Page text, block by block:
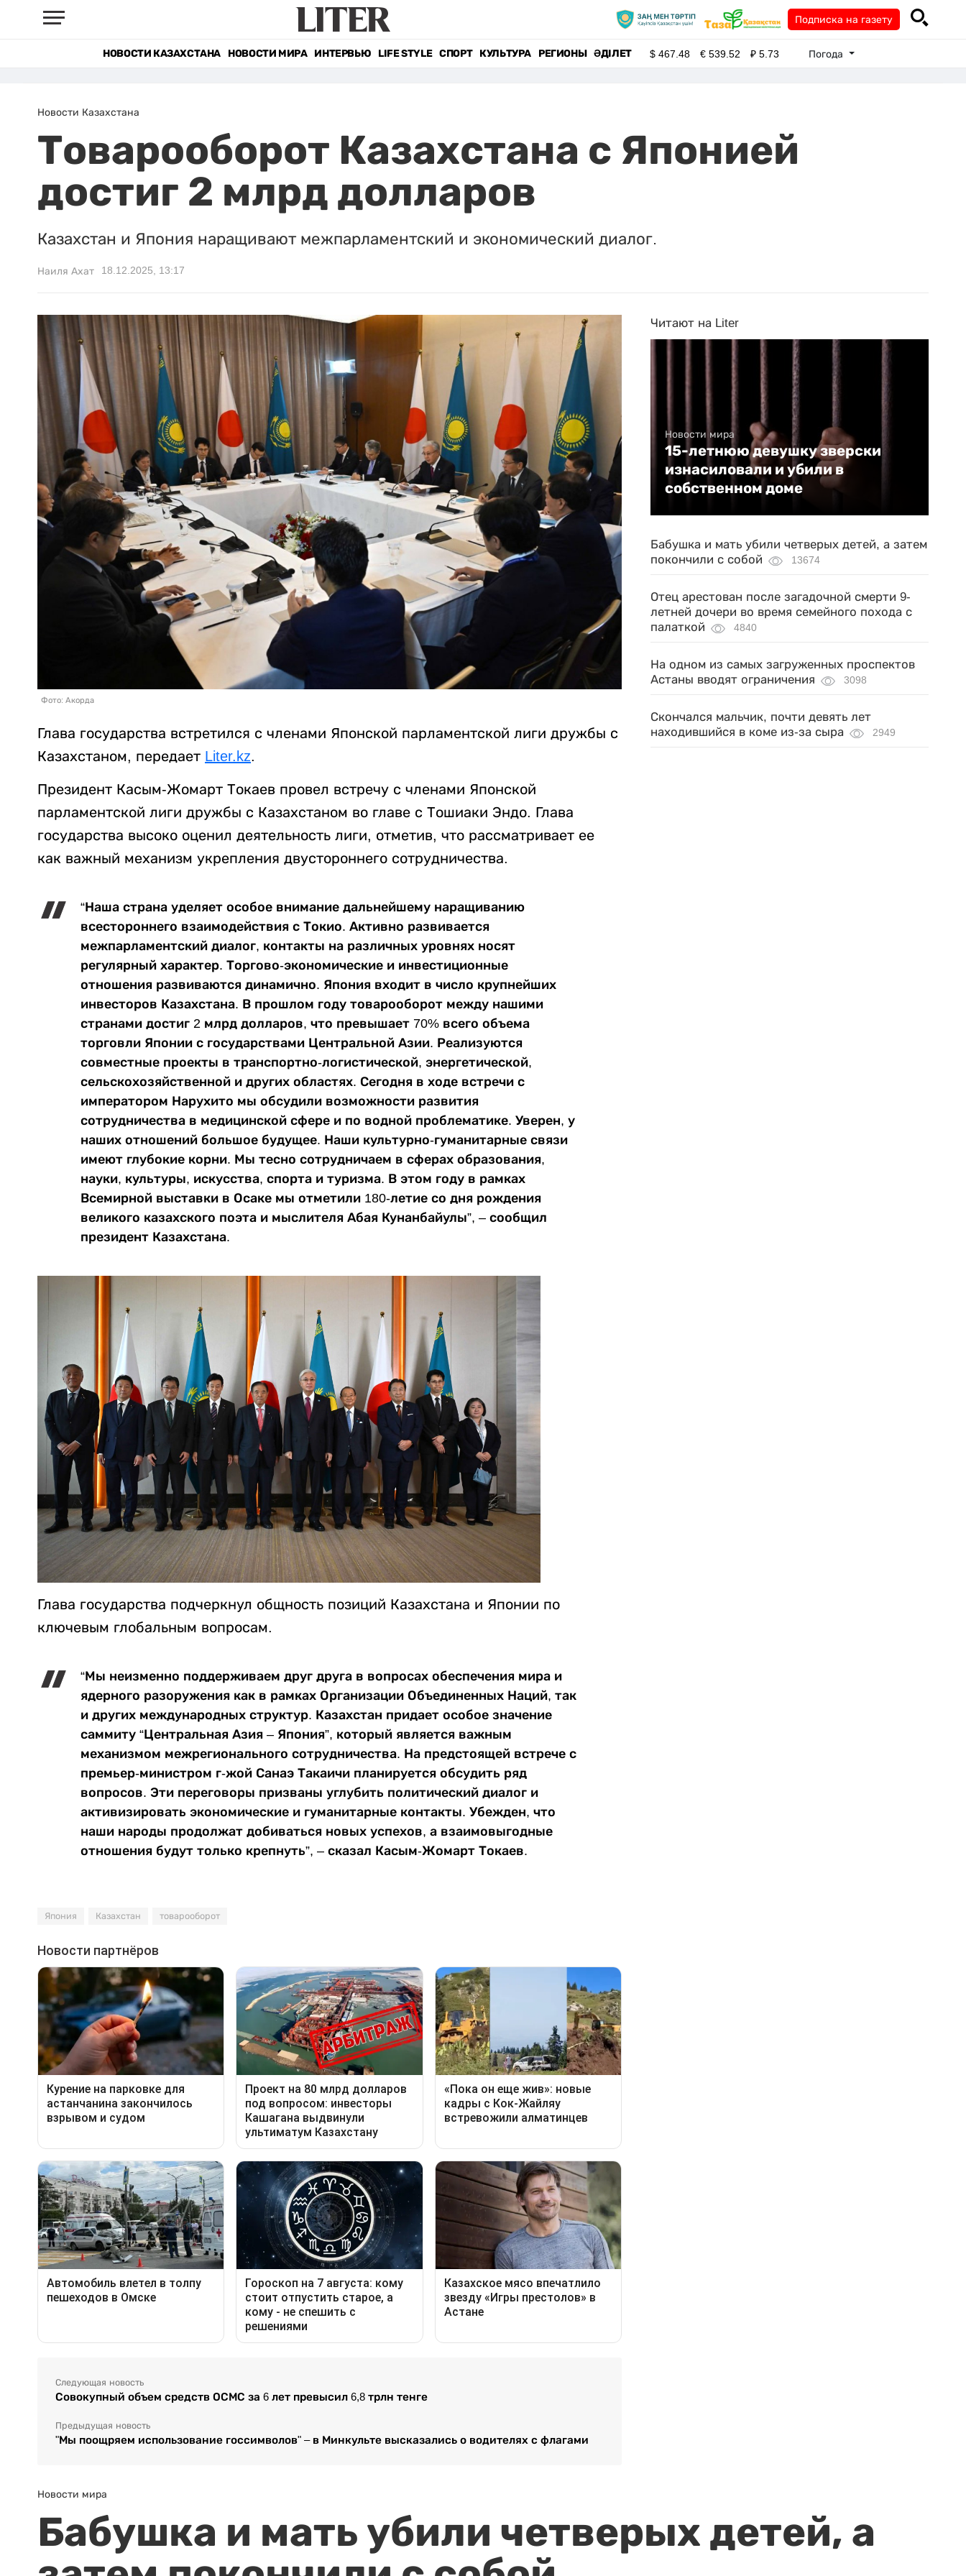
Подписка на газету
НОВОСТИ КАЗАХСТАНА НОВОСТИ МИРА ИНТЕРВЬЮ LIFE STYLE СПОРТ КУЛЬТУРА РЕГИОНЫ ӘДІЛЕТ $467.48 €539.52 ₽5.73 Погода
Новости Казахстана
Товарооборот Казахстана с Японией
достиг 2 млрд долларов
Казахстан и Япония наращивают межпарламентский и экономический диалог.
Наиля Ахат 18.12.2025, 13:17
Фото: Акорда
Глава государства встретился с членами Японской парламентской лиги дружбы с
Казахстаном, передает Liter.kz.
Президент Касым-Жомарт Токаев провел встречу с членами Японской
парламентской лиги дружбы с Казахстаном во главе с Тошиаки Эндо. Глава
государства высоко оценил деятельность лиги, отметив, что рассматривает ее
как важный механизм укрепления двустороннего сотрудничества.
“Наша страна уделяет особое внимание дальнейшему наращиванию
всестороннего взаимодействия с Токио. Активно развивается
межпарламентский диалог, контакты на различных уровнях носят
регулярный характер. Торгово-экономические и инвестиционные
отношения развиваются динамично. Япония входит в число крупнейших
инвесторов Казахстана. В прошлом году товарооборот между нашими
странами достиг 2 млрд долларов, что превышает 70% всего объема
торговли Японии с государствами Центральной Азии. Реализуются
совместные проекты в транспортно-логистической, энергетической,
сельскохозяйственной и других областях. Сегодня в ходе встречи с
императором Нарухито мы обсудили возможности развития
сотрудничества в медицинской сфере и по водной проблематике. Уверен, у
наших отношений большое будущее. Наши культурно-гуманитарные связи
имеют глубокие корни. Мы тесно сотрудничаем в сферах образования,
науки, культуры, искусства, спорта и туризма. В этом году в рамках
Всемирной выставки в Осаке мы отметили 180-летие со дня рождения
великого казахского поэта и мыслителя Абая Кунанбайулы”, – сообщил
президент Казахстана.
Глава государства подчеркнул общность позиций Казахстана и Японии по
ключевым глобальным вопросам.
“Мы неизменно поддерживаем друг друга в вопросах обеспечения мира и
ядерного разоружения как в рамках Организации Объединенных Наций, так
и других международных структур. Казахстан придает особое значение
саммиту “Центральная Азия – Япония”, который является важным
механизмом межрегионального сотрудничества. На предстоящей встрече с
премьер-министром г-жой Санаэ Такаичи планируется обсудить ряд
вопросов. Эти переговоры призваны углубить политический диалог и
активизировать экономические и гуманитарные контакты. Убежден, что
наши народы продолжат добиваться новых успехов, а взаимовыгодные
отношения будут только крепнуть”, – сказал Касым-Жомарт Токаев.
Япония Казахстан товарооборот
Следующая новость
Совокупный объем средств ОСМС за 6 лет превысил 6,8 трлн тенге
Предыдущая новость
"Мы поощряем использование госсимволов" – в Минкульте высказались о водителях с флагами
Читают на Liter
Новости мира
15-летнюю девушку зверски
изнасиловали и убили в
собственном доме
Бабушка и мать убили четверых детей, а затем
покончили с собой
13674
Отец арестован после загадочной смерти 9-
летней дочери во время семейного похода с
палаткой
4840
На одном из самых загруженных проспектов
Астаны вводят ограничения
3098
Скончался мальчик, почти девять лет
находившийся в коме из-за сыра
2949
Новости мира
Бабушка и мать убили четверых детей, а